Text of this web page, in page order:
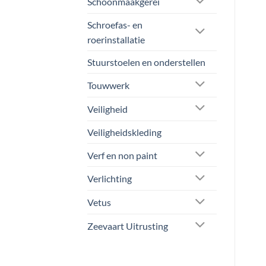
Schroefas- en
roerinstallatie
Stuurstoelen en onderstellen
Touwwerk
Veiligheid
Veiligheidskleding
Verf en non paint
Verlichting
Vetus
Zeevaart Uitrusting
op